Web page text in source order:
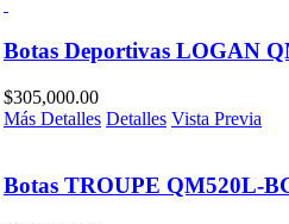
Botas Deportivas LOGAN
$305,000.00
Más Detalles Detalles Vista Previa
Botas TROUPE QM520L-